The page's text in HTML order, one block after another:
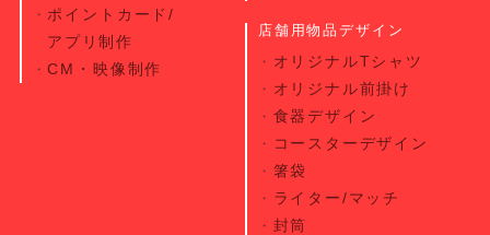
ポイントカード/
アプリ制作
CM・映像制作
店舗用物品デザイン
オリジナルTシャツ
オリジナル前掛け
食器デザイン
コースターデザイン
箸袋
ライター/マッチ
封筒